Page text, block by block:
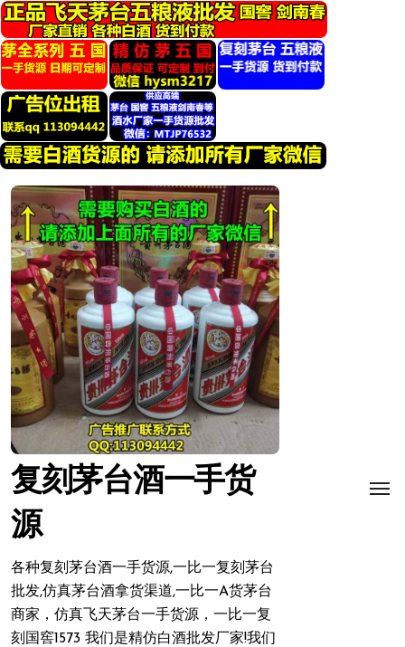
转
到
内
容
复刻茅台酒一手货
源
各种复刻茅台酒一手货源,一比一复刻茅台
批发,仿真茅台酒拿货渠道,一比一A货茅台
商家，仿真飞天茅台一手货源，一比一复
刻国窖1573 我们是精仿白酒批发厂家!我们